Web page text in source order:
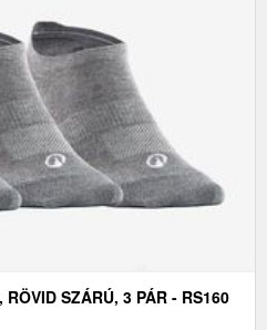
SZÁRÚ, 3 PÁR - RS160